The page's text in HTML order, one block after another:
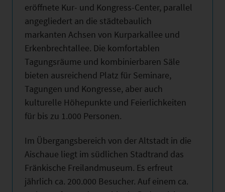
eröffnete Kur- und Kongress-Center, parallel
angegliedert an die städtebaulich
markanten Achsen von Kurparkallee und
Erkenbrechtallee. Die komfortablen
Tagungsräume und kombinierbaren Säle
bieten ausreichend Platz für Seminare,
Tagungen und Kongresse, aber auch
kulturelle Höhepunkte und Feierlichkeiten
für bis zu 1.000 Personen.
Im Übergangsbereich von der Altstadt in die
Aischaue liegt im südlichen Stadtrand das
Fränkische Freilandmuseum. Es erfreut
jährlich ca. 200.000 Besucher. Auf einem ca.